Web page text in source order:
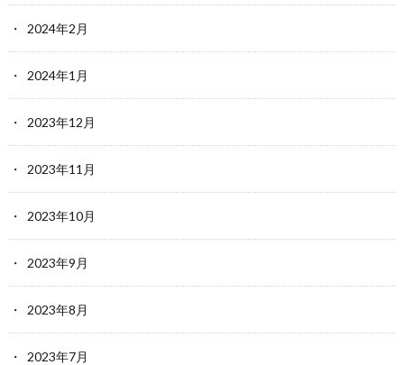
2024年2月
2024年1月
2023年12月
2023年11月
2023年10月
2023年9月
2023年8月
2023年7月